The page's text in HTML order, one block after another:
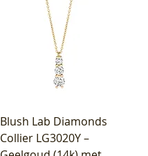
Blush Lab Diamonds
Collier LG3020Y –